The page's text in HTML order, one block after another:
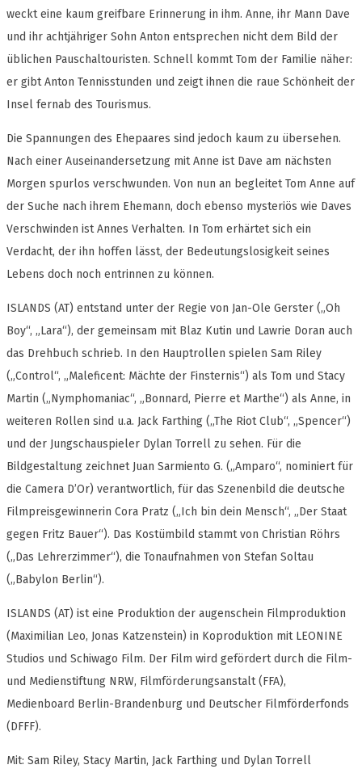
weckt eine kaum greifbare Erinnerung in ihm. Anne, ihr Mann Dave
und ihr achtjähriger Sohn Anton entsprechen nicht dem Bild der
üblichen Pauschaltouristen. Schnell kommt Tom der Familie näher:
er gibt Anton Tennisstunden und zeigt ihnen die raue Schönheit der
Insel fernab des Tourismus.
Die Spannungen des Ehepaares sind jedoch kaum zu übersehen.
Nach einer Auseinandersetzung mit Anne ist Dave am nächsten
Morgen spurlos verschwunden. Von nun an begleitet Tom Anne auf
der Suche nach ihrem Ehemann, doch ebenso mysteriös wie Daves
Verschwinden ist Annes Verhalten. In Tom erhärtet sich ein
Verdacht, der ihn hoffen lässt, der Bedeutungslosigkeit seines
Lebens doch noch entrinnen zu können.
ISLANDS (AT) entstand unter der Regie von Jan-Ole Gerster („Oh
Boy“, „Lara“), der gemeinsam mit Blaz Kutin und Lawrie Doran auch
das Drehbuch schrieb. In den Hauptrollen spielen Sam Riley
(„Control“, „Maleficent: Mächte der Finsternis“) als Tom und Stacy
Martin („Nymphomaniac“, „Bonnard, Pierre et Marthe“) als Anne, in
weiteren Rollen sind u.a. Jack Farthing („The Riot Club“, „Spencer“)
und der Jungschauspieler Dylan Torrell zu sehen. Für die
Bildgestaltung zeichnet Juan Sarmiento G. („Amparo“, nominiert für
die Camera D’Or) verantwortlich, für das Szenenbild die deutsche
Filmpreisgewinnerin Cora Pratz („Ich bin dein Mensch“, „Der Staat
gegen Fritz Bauer“). Das Kostümbild stammt von Christian Röhrs
(„Das Lehrerzimmer“), die Tonaufnahmen von Stefan Soltau
(„Babylon Berlin“).
ISLANDS (AT) ist eine Produktion der augenschein Filmproduktion
(Maximilian Leo, Jonas Katzenstein) in Koproduktion mit LEONINE
Studios und Schiwago Film. Der Film wird gefördert durch die Film-
und Medienstiftung NRW, Filmförderungsanstalt (FFA),
Medienboard Berlin-Brandenburg und Deutscher Filmförderfonds
(DFFF).
Mit: Sam Riley, Stacy Martin, Jack Farthing und Dylan Torrell